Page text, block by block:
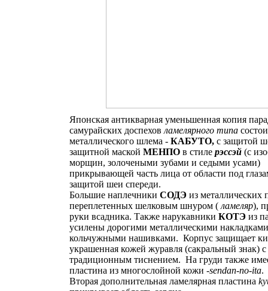
Японская антикварная уменьшенная копия
самурайских доспехов ламелярного типа
металлического шлема - КАБУТО,с защитой
защитной маской МЕНПОв стиле рэссэй(с
морщин, золочеными зубами и седыми усами)
прикрывающей часть лица от области под
защитой шеи спереди.
Большие наплечники СОДЭиз металлических
переплетенных шелковым шнуром ( ламеляр),
руки всадника. Также нарукавники КОТЭиз
усилены дорогими металлическими
кольчужными нашивками. Корпус защищает
украшенная кожей журавля (сакральный знак) с
традиционным тиснением. На груди также
пластина из многослойной кожи -sendan-no-ita.
Вторая дополнительная ламелярная пластина